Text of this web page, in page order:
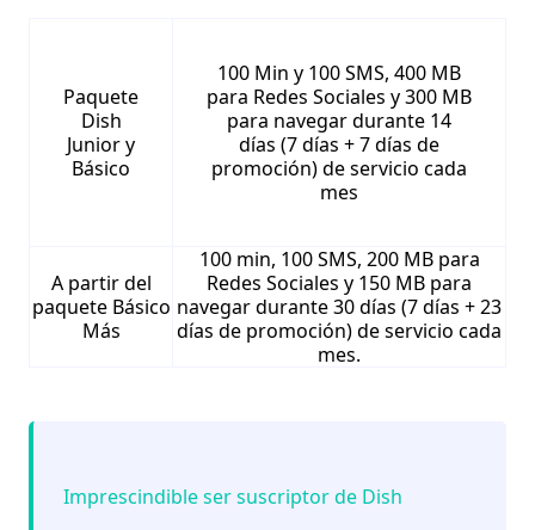
Paquete
Dish
Junior y
Básico
100 Min y 100 SMS, 400 MB
para Redes Sociales y 300 MB
para navegar durante 14
días (7 días + 7 días de
promoción) de servicio cada
mes
A partir del
paquete Básico
Más
100 min, 100 SMS, 200 MB para
Redes Sociales y 150 MB para
navegar durante 30 días (7 días + 23
días de promoción) de servicio cada
mes.
Imprescindible ser suscriptor de Dish